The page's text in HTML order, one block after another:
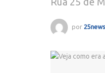
por 25news